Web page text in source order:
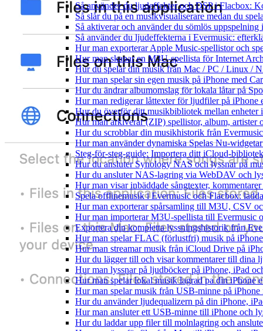
Så använder du ljudeffekter och DSP i Flacbox:
Så slår du på en musikvisualiserare medan du
Så aktiverar och använder du sömlös uppspelning
Så använder du ljudeffekterna i Evermusic:
Hur man exporterar Apple Music-spellistor och
Hur man skapar en M3U-spellista för Internet
Hur du spelar din musik från Mac / PC / Linux /
Hur man spelar sin egen musik på iPhone med
Hur du ändrar albumomslag för lokala låtar på
Hur man redigerar låttexter för ljudfiler på iPhone
Hur du överför ditt musikbibliotek mellan enheter
Hur man arkiverar (ZIP) spellistor, album, artister
Hur du scrobblar din musikhistorik från
Hur man använder dynamiska Spelas Nu-
Steg-för-steg-guide: Importera ditt iCloud-
Hur du ansluter Synology NAS och lyssnar på
Hur du ansluter NAS-lagring via WebDAV och
Hur man visar inbäddade sångtexter,
Spela offlinemusik i Evermusic och Flacbox:
Hur man exporterar spårsamling till M3U, CSV
Hur man importerar M3U-spellista till Evermusic
Exportera din kompletta lyssningshistorik från
Hur man spelar FLAC (förlustfri) musik på iPhone
Hur man streamar musik från iCloud Drive på
Hur du lägger till och visar kommentarer till dina
Hur man lyssnar på ljudböcker på iPhone, iPad
Hur man spelar lokal musik lagrad pa din iPhone
Hur man spelar musik från USB-minne på
Hur du använder ljudequalizern på din iPhone,
Hur man ansluter ett USB-minne till iPhone och
Hur du laddar upp filer till molnlagring och